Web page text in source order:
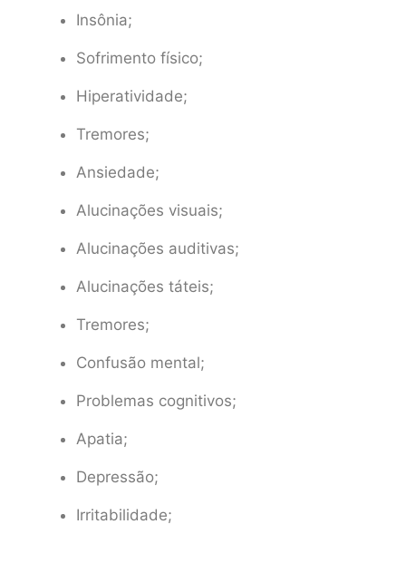
Insônia;
Sofrimento físico;
Hiperatividade;
Tremores;
Ansiedade;
Alucinações visuais;
Alucinações auditivas;
Alucinações táteis;
Tremores;
Confusão mental;
Problemas cognitivos;
Apatia;
Depressão;
Irritabilidade;